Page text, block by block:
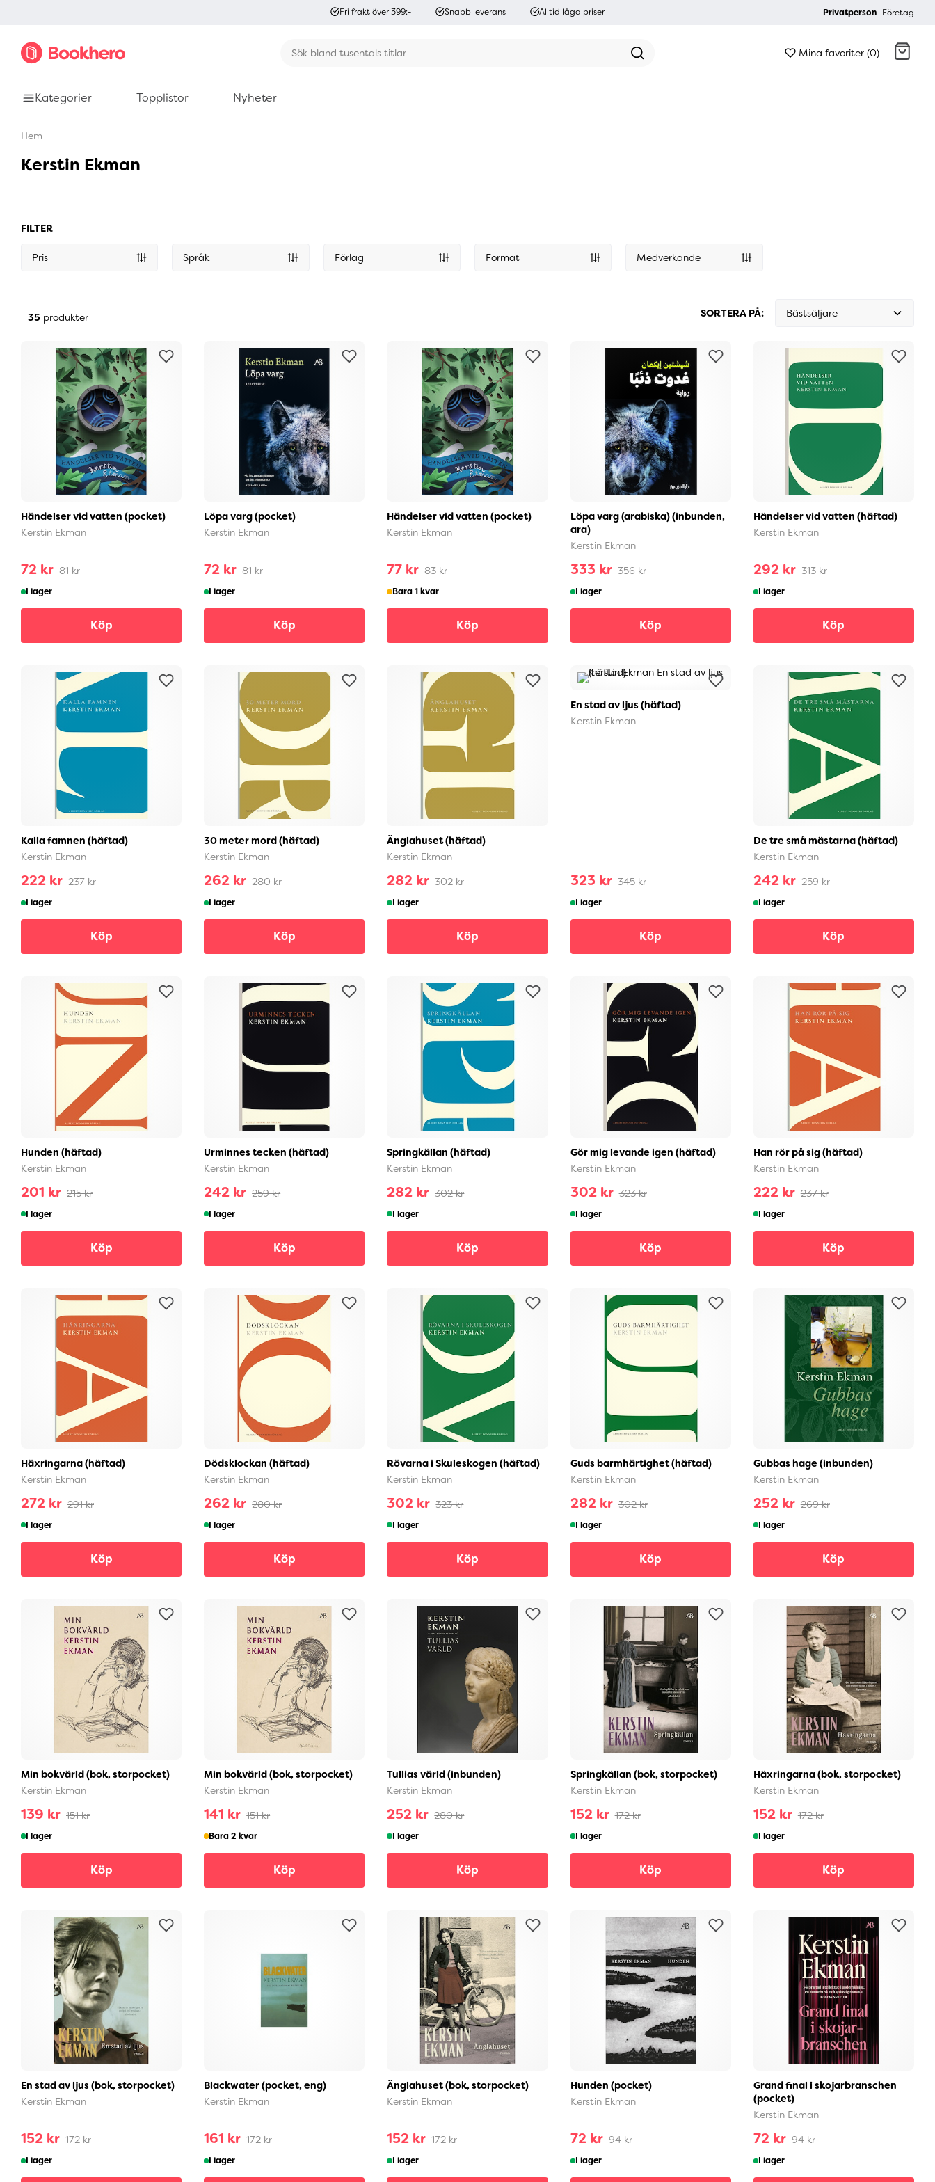
Fri frakt över 399:- Snabb leverans Alltid låga priser Privatperson Företag
Mina favoriter (0)
Kategorier Topplistor Nyheter
Hem
Kerstin Ekman
FILTER
Pris Språk Förlag Format Medverkande
SORTERA PÅ: Bästsäljare
35 produkter
Händelser vid vatten (pocket)
Kerstin Ekman
72 kr 81 kr
I lager
Köp
Löpa varg (pocket)
Kerstin Ekman
72 kr 81 kr
I lager
Köp
Händelser vid vatten (pocket)
Kerstin Ekman
77 kr 83 kr
Bara 1 kvar
Köp
Löpa varg (arabiska) (inbunden,
ara)
Kerstin Ekman
333 kr 356 kr
I lager
Köp
Händelser vid vatten (häftad)
Kerstin Ekman
292 kr 313 kr
I lager
Köp
Kalla famnen (häftad)
Kerstin Ekman
222 kr 237 kr
I lager
Köp
30 meter mord (häftad)
Kerstin Ekman
262 kr 280 kr
I lager
Köp
Änglahuset (häftad)
Kerstin Ekman
282 kr 302 kr
I lager
Köp
En stad av ljus (häftad)
Kerstin Ekman
323 kr 345 kr
I lager
Köp
De tre små mästarna (häftad)
Kerstin Ekman
242 kr 259 kr
I lager
Köp
Hunden (häftad)
Kerstin Ekman
201 kr 215 kr
I lager
Köp
Urminnes tecken (häftad)
Kerstin Ekman
242 kr 259 kr
I lager
Köp
Springkällan (häftad)
Kerstin Ekman
282 kr 302 kr
I lager
Köp
Gör mig levande igen (häftad)
Kerstin Ekman
302 kr 323 kr
I lager
Köp
Han rör på sig (häftad)
Kerstin Ekman
222 kr 237 kr
I lager
Köp
Häxringarna (häftad)
Kerstin Ekman
272 kr 291 kr
I lager
Köp
Dödsklockan (häftad)
Kerstin Ekman
262 kr 280 kr
I lager
Köp
Rövarna i Skuleskogen (häftad)
Kerstin Ekman
302 kr 323 kr
I lager
Köp
Guds barmhärtighet (häftad)
Kerstin Ekman
282 kr 302 kr
I lager
Köp
Gubbas hage (inbunden)
Kerstin Ekman
252 kr 269 kr
I lager
Köp
Min bokvärld (bok, storpocket)
Kerstin Ekman
139 kr 151 kr
I lager
Köp
Min bokvärld (bok, storpocket)
Kerstin Ekman
141 kr 151 kr
Bara 2 kvar
Köp
Tullias värld (inbunden)
Kerstin Ekman
252 kr 280 kr
I lager
Köp
Springkällan (bok, storpocket)
Kerstin Ekman
152 kr 172 kr
I lager
Köp
Häxringarna (bok, storpocket)
Kerstin Ekman
152 kr 172 kr
I lager
Köp
En stad av ljus (bok, storpocket)
Kerstin Ekman
152 kr 172 kr
I lager
Blackwater (pocket, eng)
Kerstin Ekman
161 kr 172 kr
I lager
Änglahuset (bok, storpocket)
Kerstin Ekman
152 kr 172 kr
I lager
Hunden (pocket)
Kerstin Ekman
72 kr 94 kr
I lager
Grand final i skojarbranschen
(pocket)
Kerstin Ekman
72 kr 94 kr
I lager